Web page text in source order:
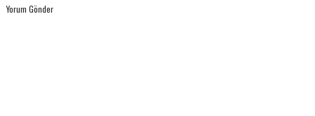
Yorum Gönder